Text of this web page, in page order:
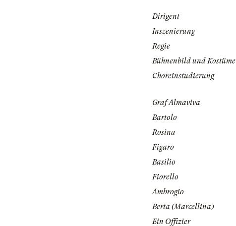
Dirigent
Inszenierung
Regie
Bühnenbild und Kostüme
Choreinstudierung
Graf Almaviva
Bartolo
Rosina
Figaro
Basilio
Fiorello
Ambrogio
Berta (Marcellina)
Ein Offizier